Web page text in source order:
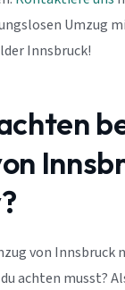
Umzug
Innsbruck!
von Innsbruck
achten musst?